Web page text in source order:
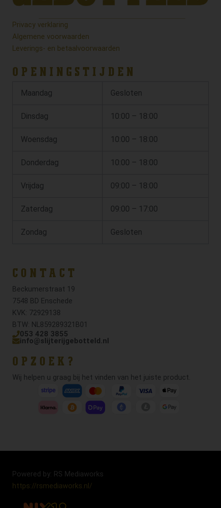
Privacy verklaring
Algemene voorwaarden
Leverings- en betaalvoorwaarden
OPENINGSTIJDEN
Maandag Gesloten
Dinsdag 10:00 – 18:00
Woensdag 10:00 – 18:00
Donderdag 10:00 – 18:00
Vrijdag 09:00 – 18:00
Zaterdag 09:00 – 17:00
Zondag Gesloten
CONTACT
Beckumerstraat 19
7548 BD Enschede
KVK: 72929138
BTW: NL859289321B01
053 428 3855
info@slijterijgebotteld.nl
OPZOEK?
Wij helpen u graag bij het vinden van het juiste product.
Powered by: RS Mediaworks
https://rsmediaworks.nl/